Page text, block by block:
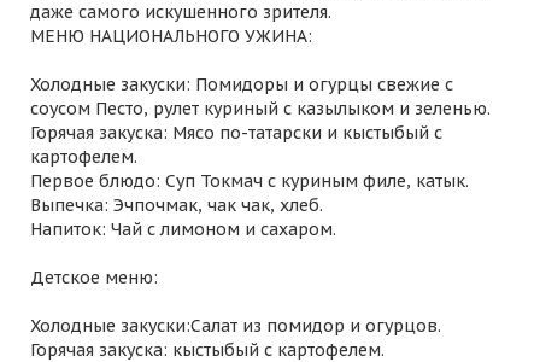
даже самого искушенного зрителя.
МЕНЮ НАЦИОНАЛЬНОГО УЖИНА:
Холодные закуски: Помидоры и огурцы свежие с
соусом Песто, рулет куриный с казылыком и зеленью.
Горячая закуска: Мясо по-татарски и кыстыбый с
картофелем.
Первое блюдо: Суп Токмач с куриным филе, катык.
Выпечка: Эчпочмак, чак чак, хлеб.
Напиток: Чай с лимоном и сахаром.
Детское меню:
Холодные закуски:Салат из помидор и огурцов.
Горячая закуска: кыстыбый с картофелем.